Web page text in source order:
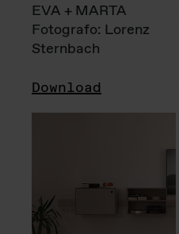
EVA + MARTA
Fotografo: Lorenz
Sternbach
Download